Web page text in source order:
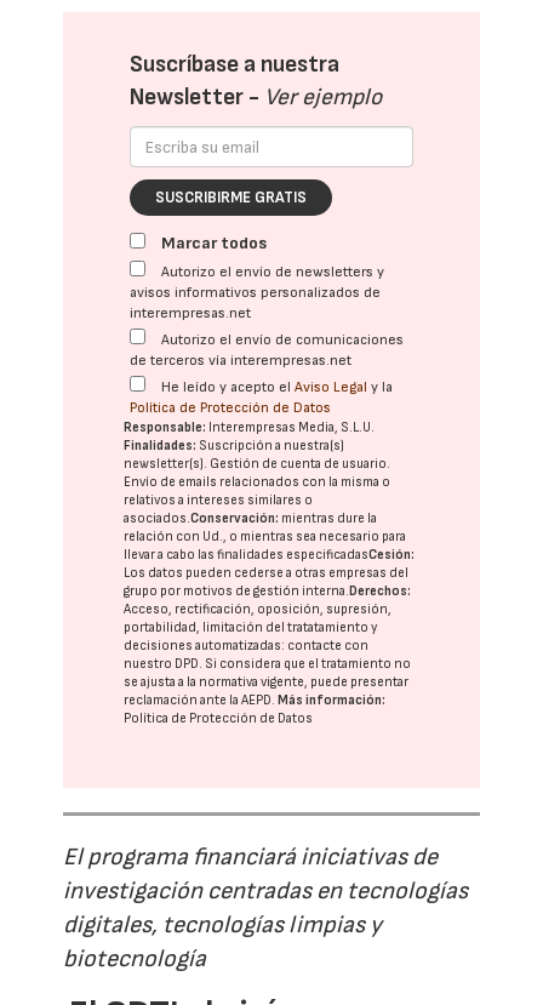
Suscríbase a nuestra
Newsletter - Ver ejemplo
SUSCRIBIRME GRATIS
Marcar todos
Autorizo el envío de newsletters y
avisos informativos personalizados de
interempresas.net
Autorizo el envío de comunicaciones
de terceros vía interempresas.net
He leído y acepto elAviso Legal y la
Política de Protección de Datos
Responsable: Interempresas Media, S.L.U.
Finalidades: Suscripción a nuestra(s)
newsletter(s). Gestión de cuenta de usuario.
Envío de emails relacionados con la misma o
relativos a intereses similares o
asociados.Conservación: mientras dure la
relación con Ud., o mientras sea necesario para
llevar a cabo las finalidades especificadasCesión:
Los datos pueden cederse a otras empresas del
grupo por motivos de gestión interna. Derechos:
Acceso, rectificación, oposición, supresión,
portabilidad, limitación del tratatamiento y
decisiones automatizadas: contacte con
nuestro DPD. Si considera que el tratamiento no
se ajusta a la normativa vigente, puede presentar
reclamación ante laAEPD. Más información:
Política de Protección de Datos
El programa financiará iniciativas de
investigación centradas en tecnologías
digitales, tecnologías limpias y
biotecnología